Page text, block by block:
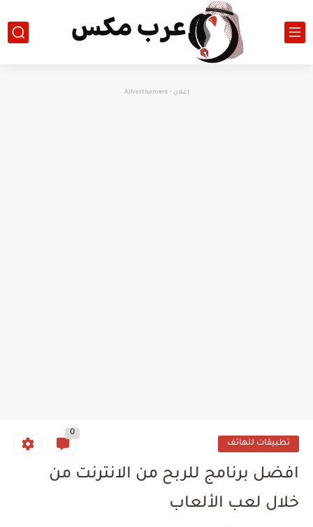
إعلان - Advertisement
تطبيقات للهاتف
0
افضل برنامج للربح من الانترنت من
خلال لعب الألعاب